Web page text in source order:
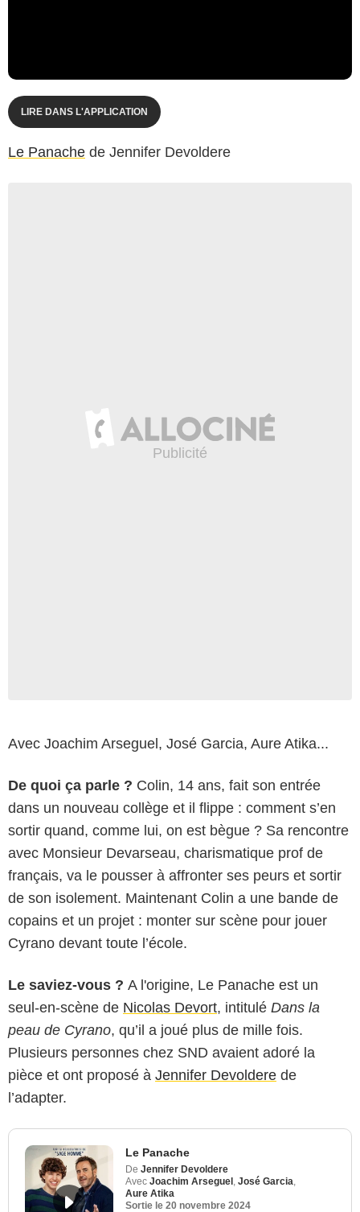
LIRE DANS L'APPLICATION
Le Panache de Jennifer Devoldere
Avec Joachim Arseguel, José Garcia, Aure Atika...
De quoi ça parle ? Colin, 14 ans, fait son entrée
dans un nouveau collège et il flippe : comment s’en
sortir quand, comme lui, on est bègue ? Sa rencontre
avec Monsieur Devarseau, charismatique prof de
français, va le pousser à affronter ses peurs et sortir
de son isolement. Maintenant Colin a une bande de
copains et un projet : monter sur scène pour jouer
Cyrano devant toute l’école.
Le saviez-vous ? A l'origine, Le Panache est un
seul-en-scène de Nicolas Devort, intitulé Dans la
peau de Cyrano, qu’il a joué plus de mille fois.
Plusieurs personnes chez SND avaient adoré la
pièce et ont proposé à Jennifer Devoldere de
l’adapter.
Le Panache
De Jennifer Devoldere
Avec Joachim Arseguel José Garcia
Aure Atika
Sortie le 20 novembre 2024